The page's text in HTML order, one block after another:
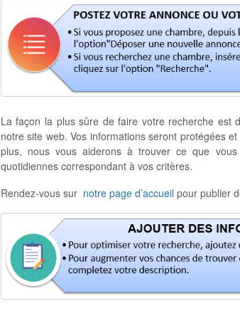
La façon la plus sûre de faire votre recherche est
notre site web. Vos informations seront protégées
plus, nous vous aiderons à trouver ce que
quotidiennes correspondant à vos critères.
Rendez-vous sur notre page d’accueil pour publier